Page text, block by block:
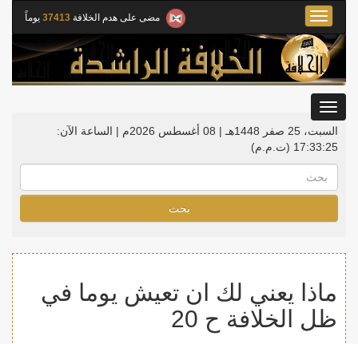
مضى على هدم الخلافة 37413 يوماً
Toggle
navigation
السبت، 25 صفر 1448هـ | 08 أغسطس 2026م |
الساعة الآن:
17:33:25 (ت.م.م)
بحث
ماذا يعني لك ان تعيش يوما في
ظل الخلافة ح 20